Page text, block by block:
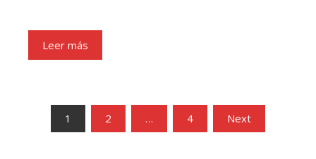
Leer más
Paginación
1 2 … 4 Next